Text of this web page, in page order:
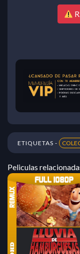
ETIQUETAS -
Peliculas